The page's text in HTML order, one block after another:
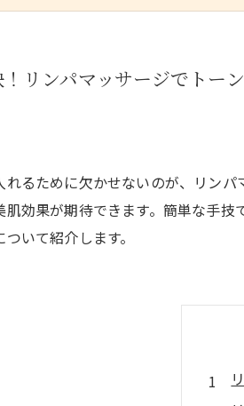
リンパマッサージでトー
るために欠かせないのが、リン
肌効果が期待できます。簡単な手
いて紹介します。